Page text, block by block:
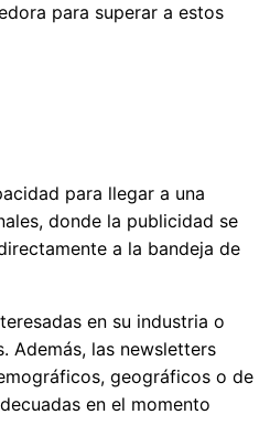
para superar a estos
para llegar a una
donde la publicidad se
a la bandeja de
en su industria o
Además, las newsletters
geográficos o de
en el momento